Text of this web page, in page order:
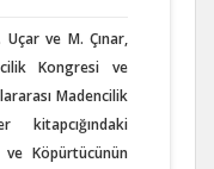
ve M. Çınar,
Kongresi ve
Madencilik
ve Köpürtücünün